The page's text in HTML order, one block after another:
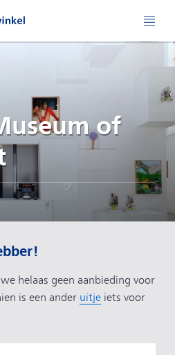
of
helaas geen aanbieding voor
is een ander uitje iets voor